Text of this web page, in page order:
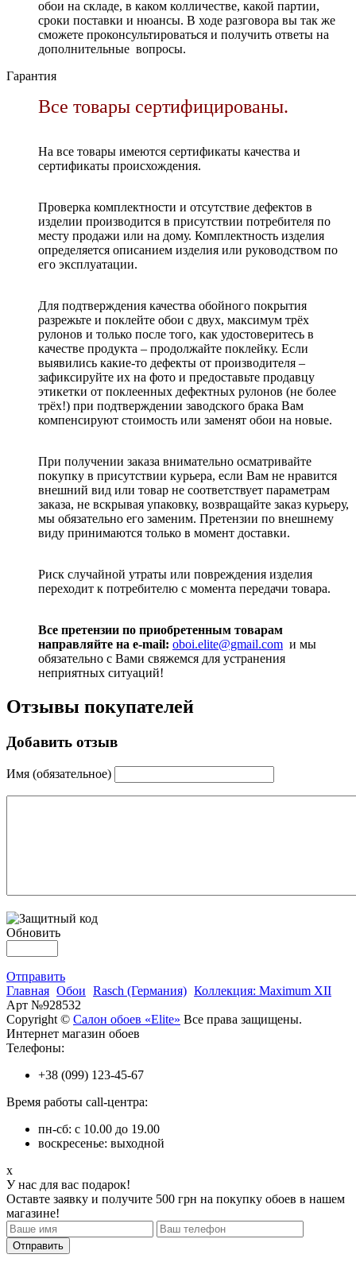
обои на складе, в каком колличестве, какой партии,
сроки поставки и нюансы. В ходе разговора вы так же
сможете проконсультироваться и получить ответы на
дополнительные вопросы.
Гарантия
Все товары сертифицированы.
На все товары имеются сертификаты качества и
сертификаты происхождения.
Проверка комплектности и отсутствие дефектов в
изделии производится в присутствии потребителя по
месту продажи или на дому. Комплектность изделия
определяется описанием изделия или руководством по
его эксплуатации.
Для подтверждения качества обойного покрытия
разрежьте и поклейте обои с двух, максимум трёх
рулонов и только после того, как удостоверитесь в
качестве продукта – продолжайте поклейку. Если
выявились какие-то дефекты от производителя –
зафиксируйте их на фото и предоставьте продавцу
этикетки от поклеенных дефектных рулонов (не более
трёх!) при подтверждении заводского брака Вам
компенсируют стоимость или заменят обои на новые.
При получении заказа внимательно осматривайте
покупку в присутствии курьера, если Вам не нравится
внешний вид или товар не соответствует параметрам
заказа, не вскрывая упаковку, возвращайте заказ курьеру,
мы обязательно его заменим. Претензии по внешнему
виду принимаются только в момент доставки.
Риск случайной утраты или повреждения изделия
переходит к потребителю с момента передачи товара.
Все претензии по приобретенным товарам
направляйте на e-mail: oboi.elite@gmail.com и мы
обязательно с Вами свяжемся для устранения
неприятных ситуаций!
Отзывы покупателей
Добавить отзыв
Имя (обязательное)
Обновить
Отправить
Главная Обои Rasch (Германия) Коллекция: Maximum XII
Арт №928532
Copyright © Салон обоев «Elite» Все права защищены.
Интернет магазин обоев
Телефоны:
+38 (099) 123-45-67
Время работы call-центра:
пн-сб: с 10.00 до 19.00
воскресенье: выходной
x
У нас для вас подарок!
Оставте заявку и получите 500 грн на покупку обоев в нашем
магазине!